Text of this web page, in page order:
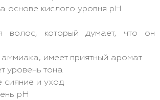
основе кислого уровня pH
волос, который думает, что он
имеет приятный аромат
уровень тона
сияние и уход
pH